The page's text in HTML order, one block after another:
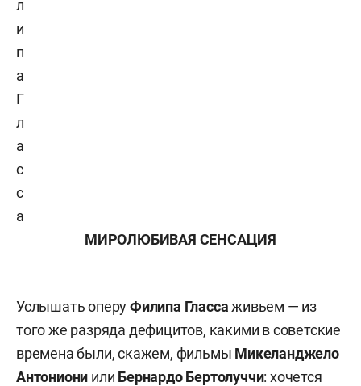
л
и
п
а
Г
л
а
с
с
а
МИРОЛЮБИВАЯ СЕНСАЦИЯ
Услышать оперуФилипа Глассаживьем — из
того же разряда дефицитов, какими в советские
времена были, скажем, фильмы Микеланджело
Антониони или Бернардо Бертолуччи: хочется